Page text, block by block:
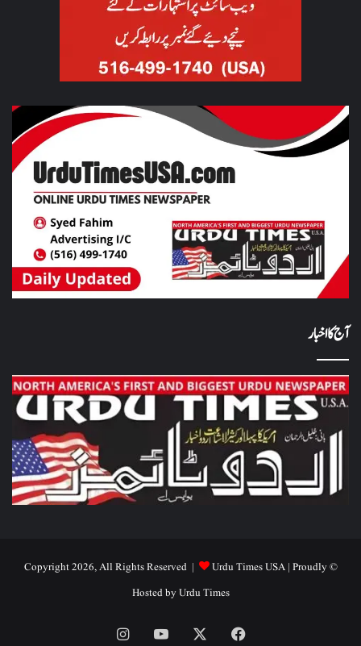
آج کا اخبار
© Copyright 2026, All Rights Reserved |
Urdu Times USA| Proudly
Hosted byUrdu Times
Facebook
YouTube